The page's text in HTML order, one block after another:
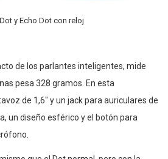
y Echo Dot con reloj
de los parlantes inteligentes, mide
pesa 328 gramos. En esta
de 1,6″ y un jack para auriculares de
un diseño esférico y el botón para